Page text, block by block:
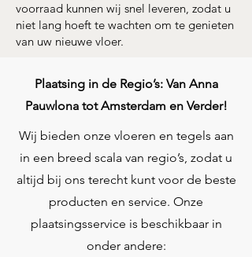
voorraad kunnen wij snel leveren, zodat u
niet lang hoeft te wachten om te genieten
van uw nieuwe vloer.
Plaatsing in de Regio’s: Van Anna
Pauwlona tot Amsterdam en Verder!
Wij bieden onze vloeren en tegels aan
in een breed scala van regio’s, zodat u
altijd bij ons terecht kunt voor de beste
producten en service. Onze
plaatsingsservice is beschikbaar in
onder andere: